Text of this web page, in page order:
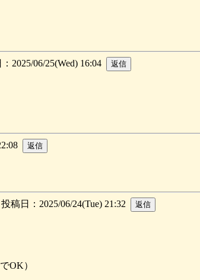
2025/06/25(Wed) 16:04
投稿日：2025/06/24(Tue) 21:32
OK）